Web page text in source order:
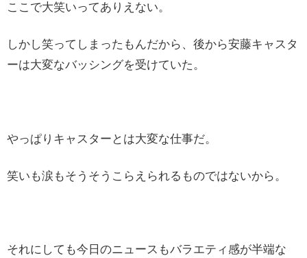
ここで大笑いってありえない。
しかし笑ってしまったもんだから、後から安藤キャスタ
ーは大変なバッシングを受けていた。
やっぱりキャスターとは大変な仕事だ。
笑いも涙もそうそうこらえられるものではないから。
それにしても今日のニュースもバラエティ感が半端な